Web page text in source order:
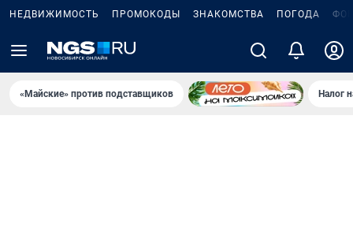
НЕДВИЖИМОСТЬ ПРОМОКОДЫ ЗНАКОМСТВА ПОГОДА
«Майские» против подставщиков Налог